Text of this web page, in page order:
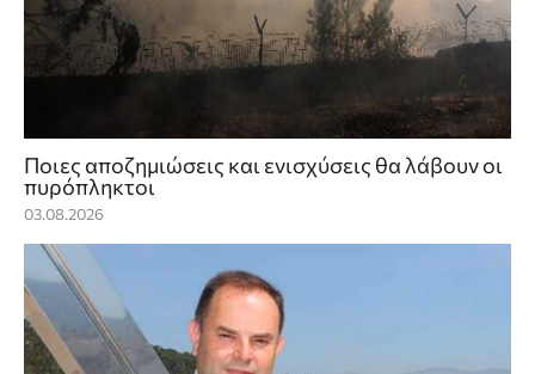
Ποιες αποζημιώσεις και ενισχύσεις θα λάβουν οι
πυρόπληκτοι
03.08.2026